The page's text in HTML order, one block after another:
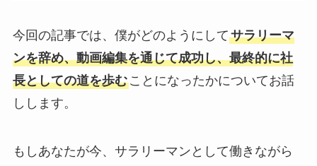
今回の記事では、僕がどのようにしてサラリーマ
ンを辞め、動画編集を通じて成功し、最終的に社
長としての道を歩むことになったかについてお話
しします。
もしあなたが今、サラリーマンとして働きながら